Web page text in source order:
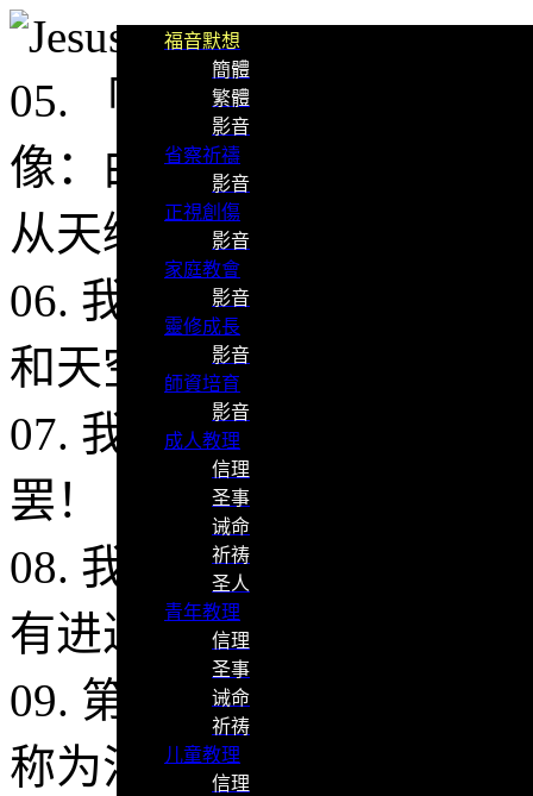
福音默想
簡體
繁體
影音
省察祈禱
影音
正視創傷
影音
家庭教會
影音
靈修成長
影音
師資培育
影音
成人教理
信理
圣事
诫命
祈祷
圣人
青年教理
信理
圣事
诫命
祈祷
儿童教理
信理
05. 「我在约培城祈祷的
像：由天上降下一个器
从天缒下，一直来到我面
06. 我往里面定睛细看，
和天空的飞鸟。
07. 我也听到有声音向我
罢！
08. 我却答说：主，绝对
有进过我的口。
09. 第二次有声音从天上
称为污秽！